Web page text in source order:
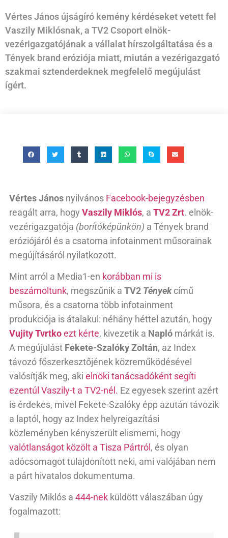
Vértes János újságíró kemény kérdéseket vetett fel
Vaszily Miklósnak, a TV2 Csoport elnök-
vezérigazgatójának a vállalat hírszolgáltatása és a
Tények brand eróziója miatt, miután a vezérigazgató
szakmai sztenderdeknek megfelelő megújulást
ígért.
Vértes János nyilvános Facebook-bejegyzésben
reagált arra, hogy Vaszily Miklós, a TV2 Zrt. elnök-
vezérigazgatója (borítóképünkön) a Tények brand
eróziójáról és a csatorna infotainment műsorainak
megújításáról nyilatkozott.
Mint arról a Media1-en korábban mi is
beszámoltunk, megszűnik a TV2 Tények című
műsora, és a csatorna több infotainment
produkciója is átalakul: néhány héttel azután, hogy
Vujity Tvrtkoezt kérte, kivezetik a Napló márkát is.
A megújulást Fekete-Szalóky Zoltán, az Index
távozó főszerkesztőjének közreműködésével
valósítják meg, aki elnöki tanácsadóként segíti
ezentúl Vaszily-t a TV2-nél. Ez egyesek szerint azért
is érdekes, mivel Fekete-Szalóky épp azután távozik
a laptól, hogy az Index helyreigazítási
közleményben kényszerült elismerni, hogy
valótlanságot közölt a Tisza Pártról , és olyan
adócsomagot tulajdonított neki, ami valójában nem
a párt hivatalos dokumentuma.
Vaszily Miklós a 444-nek küldött válaszában úgy
fogalmazott: